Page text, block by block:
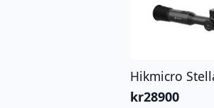
Hikmicro
kr28900